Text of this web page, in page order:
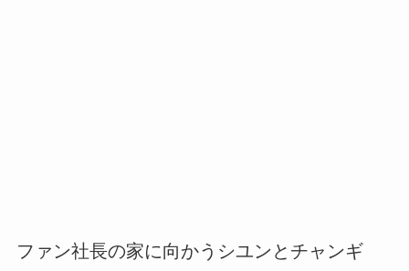
ファン社長の家に向かうシユンとチャンギ